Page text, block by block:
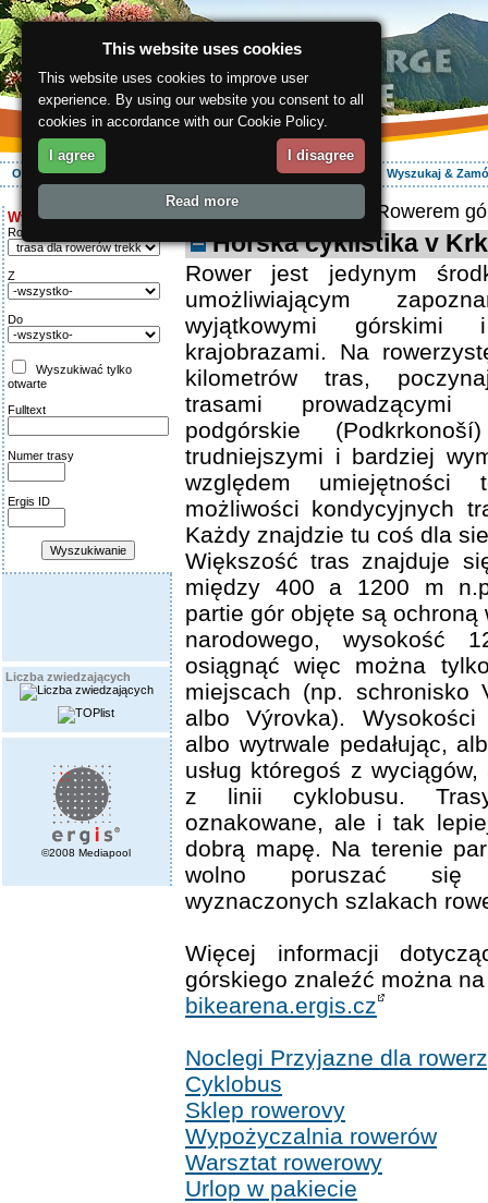
O regionie Aktywnie Zakwaterowanie Wyszukaj &
Wyszukiwanie:
Rodzaj trasy
Z
Do
Wyszukiwać tylko
otwarte
Fulltext
Numer trasy
Ergis ID
Liczba zwiedzających
©2008 Mediapool
ergis.cz > Rowerem
Horská cyklistika v
Rower jest jedynym
umożliwiającym
wyjątkowymi górskimi
krajobrazami. Na
kilometrów tras,
trasami
podgórskie
trudniejszymi i bardziej
względem umiejętności
możliwości kondycyjnych
Każdy znajdzie tu coś dla
Większość tras znajduje
między 400 a 1200 m
partie gór objęte są ochroną
narodowego, wysokość
osiągnąć więc można
miejscach (np. schronisko
albo Výrovka).
albo wytrwale pedałując,
usług któregoś z
z linii cyklobusu.
oznakowane, ale i tak
dobrą mapę. Na terenie
wolno poruszać
wyznaczonych szlakach
Więcej informacji
górskiego znaleźć można na
bikearena.ergis.cz
Noclegi Przyjazne dla
Cyklobus
Sklep rowerovy
Wypożyczalnia rowerów
Warsztat rowerowy
Urlop w pakiecie
This website uses cookies
This website uses cookies to improve user
experience. By using our website you consent to all
cookies in accordance with our Cookie Policy.
I agree I disagree
Read more